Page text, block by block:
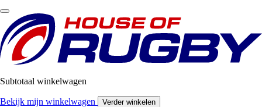
Subtotaal winkelwagen
Bekijk mijn winkelwagen Verder winkelen